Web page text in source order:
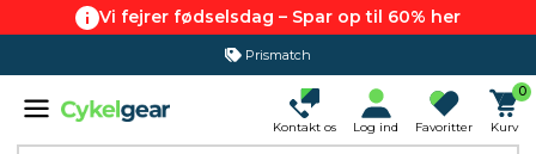
Vi fejrer fødselsdag – Spar op til 60% her
Prismatch
Kontakt os Log ind Favoritter
0
Kurv